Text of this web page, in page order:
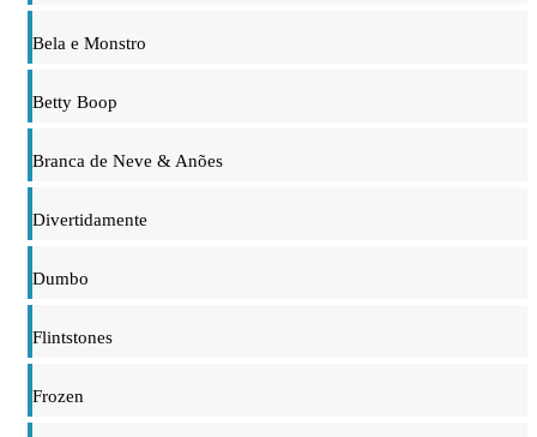
Bela e Monstro
Betty Boop
Branca de Neve & Anões
Divertidamente
Dumbo
Flintstones
Frozen